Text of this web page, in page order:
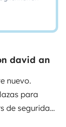
david an
nuevo.
para
de seguridad